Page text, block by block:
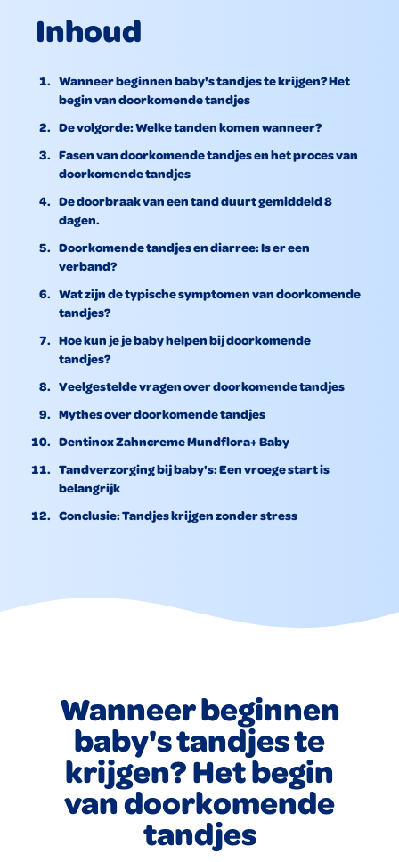
Inhoud
Wanneer beginnen baby's tandjes te krijgen? Het
begin van doorkomende tandjes
De volgorde: Welke tanden komen wanneer?
Fasen van doorkomende tandjes en het proces van
doorkomende tandjes
De doorbraak van een tand duurt gemiddeld 8
dagen.
Doorkomende tandjes en diarree: Is er een
verband?
Wat zijn de typische symptomen van doorkomende
tandjes?
Hoe kun je je baby helpen bij doorkomende
tandjes?
Veelgestelde vragen over doorkomende tandjes
Mythes over doorkomende tandjes
Dentinox Zahncreme Mundflora+ Baby
Tandverzorging bij baby's: Een vroege start is
belangrijk
Conclusie: Tandjes krijgen zonder stress
Wanneer beginnen
baby's tandjes te
krijgen? Het begin
van doorkomende
tandjes